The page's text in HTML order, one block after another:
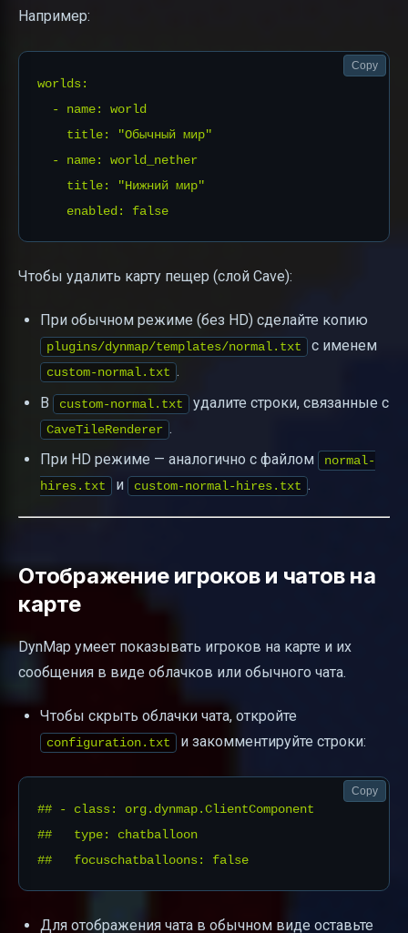
Например:
worlds:
  - name: world
    title: "Обычный мир"
  - name: world_nether
    title: "Нижний мир"
Copy
Чтобы удалить карту пещер (слой Cave):
При обычном режиме (без HD) сделайте копию
plugins/dynmap/templates/normal.txt с именем
custom-normal.txt .
В
custom-normal.txt удалите строки, связанные с
CaveTileRenderer .
При HD режиме — аналогично с файлом
normal-
hires.txt
и custom-normal-hires.txt .
Отображение игроков и чатов на
карте
DynMap умеет показывать игроков на карте и их
сообщения в виде облачков или обычного чата.
Чтобы скрыть облачки чата, откройте
configuration.txt и закомментируйте строки:
## - class: org.dynmap.ClientComponent
##   type: chatballoon
Copy
Для отображения чата в обычном виде оставьте